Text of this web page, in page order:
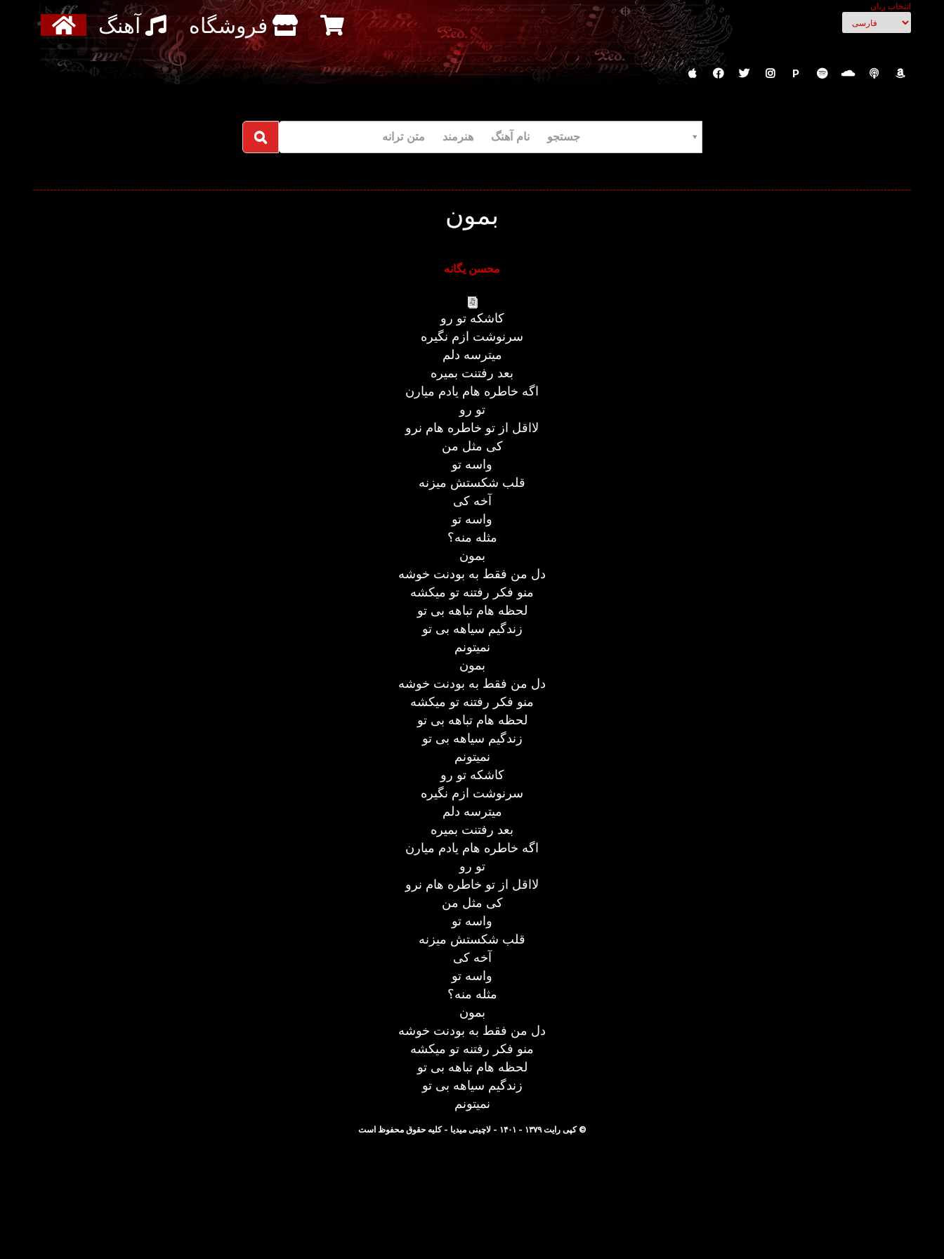
انتخاب زبان
آهنگ فروشگاه
P
جستجو نام آهنگ هنرمند متن ترانه
بمون
محسن یگانه
کاشکه تو رو
سرنوشت ازم نگیره
میترسه دلم
بعد رفتنت بمیره
اگه خاطره هام یادم میارن
تو رو
لااقل از تو خاطره هام نرو
کی مثل من
واسه تو
قلب شکستش میزنه
آخه کی
واسه تو
مثله منه؟
بمون
دل من فقط به بودنت خوشه
منو فکر رفتنه تو میکشه
لحظه هام تباهه بی تو
زندگیم سیاهه بی تو
نمیتونم
بمون
دل من فقط به بودنت خوشه
منو فکر رفتنه تو میکشه
لحظه هام تباهه بی تو
زندگیم سیاهه بی تو
نمیتونم
کاشکه تو رو
سرنوشت ازم نگیره
میترسه دلم
بعد رفتنت بمیره
اگه خاطره هام یادم میارن
تو رو
لااقل از تو خاطره هام نرو
کی مثل من
واسه تو
قلب شکستش میزنه
آخه کی
واسه تو
مثله منه؟
بمون
دل من فقط به بودنت خوشه
منو فکر رفتنه تو میکشه
لحظه هام تباهه بی تو
زندگیم سیاهه بی تو
نمیتونم
© کپی رایت ۱۳۷۹ - ۱۴۰۱ - لاچینی میدیا - کلیه حقوق محفوظ است